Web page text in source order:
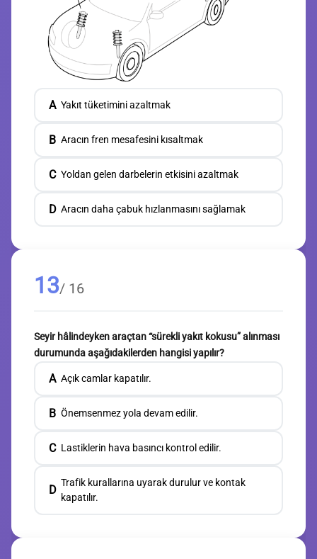
A Yakıt tüketimini azaltmak
B Aracın fren mesafesini kısaltmak
C Yoldan gelen darbelerin etkisini azaltmak
D Aracın daha çabuk hızlanmasını sağlamak
13/ 16
Seyir hâlindeyken araçtan “sürekli yakıt kokusu” alınması
durumunda aşağıdakilerden hangisi yapılır?
A Açık camlar kapatılır.
B Önemsenmez yola devam edilir.
C Lastiklerin hava basıncı kontrol edilir.
D
Trafik kurallarına uyarak durulur ve kontak
kapatılır.